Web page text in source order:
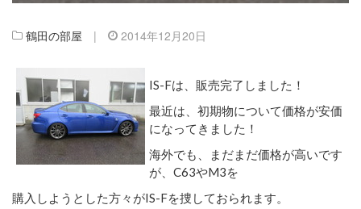
鶴田の部屋 | 2014年12月20日
IS-Fは、販売完了しました！
最近は、初期物について価格が安価
になってきました！
海外でも、まだまだ価格が高いです
が、C63やM3を
購入しようとした方々がIS-Fを捜しておられます。